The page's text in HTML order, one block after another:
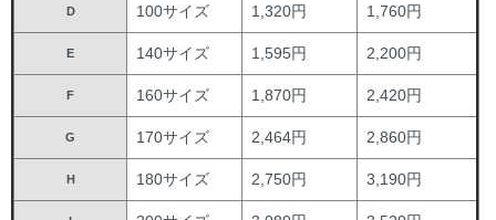
D 100サイズ 1,320円 1,760円
E 140サイズ 1,595円 2,200円
F 160サイズ 1,870円 2,420円
G 170サイズ 2,464円 2,860円
H 180サイズ 2,750円 3,190円